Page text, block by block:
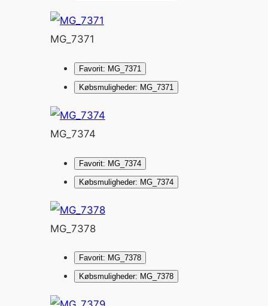
MG_7371
Favorit: MG_7371
Købsmuligheder: MG_7371
MG_7374
Favorit: MG_7374
Købsmuligheder: MG_7374
MG_7378
Favorit: MG_7378
Købsmuligheder: MG_7378